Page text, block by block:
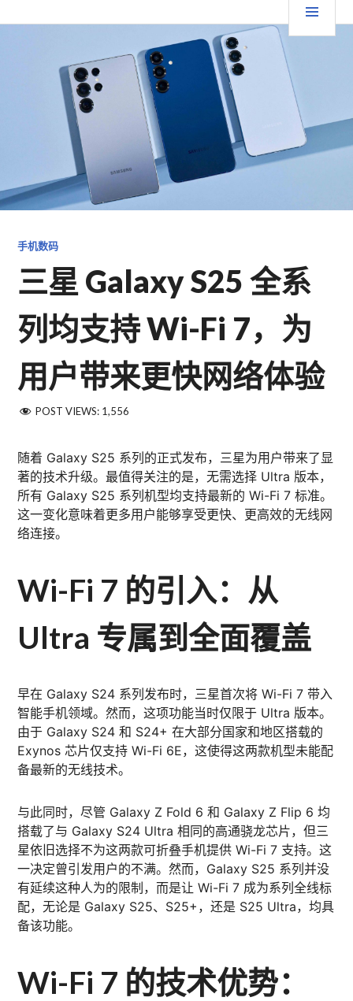
至 TGFC LIFESTYLE
手机数码
三星 Galaxy S25 全系
列均支持 Wi-Fi 7，为
用户带来更快网络体验
POST VIEWS: 1,556
随着 Galaxy S25 系列的正式发布，三星为用户带来了显
著的技术升级。最值得关注的是，无需选择 Ultra 版本，
所有 Galaxy S25 系列机型均支持最新的 Wi-Fi 7 标准。
这一变化意味着更多用户能够享受更快、更高效的无线网
络连接。
Wi-Fi 7 的引入：从
Ultra 专属到全面覆盖
早在 Galaxy S24 系列发布时，三星首次将 Wi-Fi 7 带入
智能手机领域。然而，这项功能当时仅限于 Ultra 版本。
由于 Galaxy S24 和 S24+ 在大部分国家和地区搭载的
Exynos 芯片仅支持 Wi-Fi 6E，这使得这两款机型未能配
备最新的无线技术。
与此同时，尽管 Galaxy Z Fold 6 和 Galaxy Z Flip 6 均
搭载了与 Galaxy S24 Ultra 相同的高通骁龙芯片，但三
星依旧选择不为这两款可折叠手机提供 Wi-Fi 7 支持。这
一决定曾引发用户的不满。然而，Galaxy S25 系列并没
有延续这种人为的限制，而是让 Wi-Fi 7 成为系列全线标
配，无论是 Galaxy S25、S25+，还是 S25 Ultra，均具
备该功能。
Wi-Fi 7 的技术优势：